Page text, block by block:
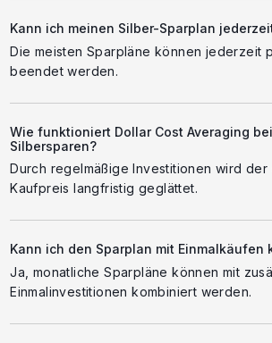
Kann ich meinen Silber-Sparplan
Die meisten Sparpläne können jederzeit
beendet werden.
Wie funktioniert Dollar Cost Averaging
Silbersparen?
Durch regelmäßige Investitionen wird der
Kaufpreis langfristig geglättet.
Kann ich den Sparplan mit Einmalkäufen
Ja, monatliche Sparpläne können mit
Einmalinvestitionen kombiniert werden.